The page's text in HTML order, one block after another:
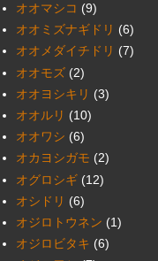
オオマシコ (9)
オオミズナギドリ (6)
オオメダイチドリ (7)
オオモズ (2)
オオヨシキリ (3)
オオルリ (10)
オオワシ (6)
オカヨシガモ (2)
オグロシギ (12)
オシドリ (6)
オジロトウネン (1)
オジロビタキ (6)